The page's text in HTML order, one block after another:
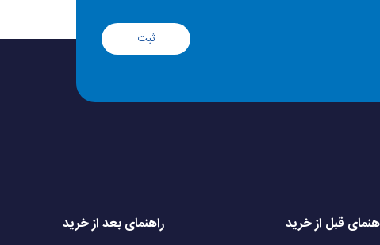
ثبت
قبل از خرید راهنمای بعد از خرید